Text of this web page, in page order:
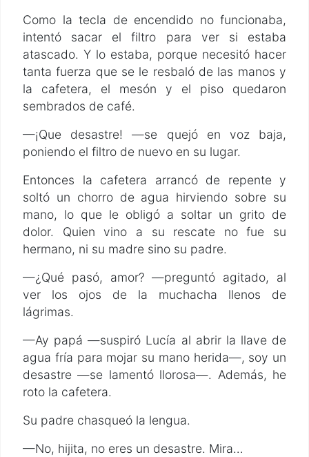
Como la tecla de encendido no funcionaba,
intentó sacar el filtro para ver si estaba
atascado. Y lo estaba, porque necesitó hacer
tanta fuerza que se le resbaló de las manos y
la cafetera, el mesón y el piso quedaron
sembrados de café.
—¡Que desastre! —se quejó en voz baja,
poniendo el filtro de nuevo en su lugar.
Entonces la cafetera arrancó de repente y
soltó un chorro de agua hirviendo sobre su
mano, lo que le obligó a soltar un grito de
dolor. Quien vino a su rescate no fue su
hermano, ni su madre sino su padre.
—¿Qué pasó, amor? —preguntó agitado, al
ver los ojos de la muchacha llenos de
lágrimas.
—Ay papá —suspiró Lucía al abrir la llave de
agua fría para mojar su mano herida—, soy un
desastre —se lamentó llorosa—. Además, he
roto la cafetera.
Su padre chasqueó la lengua.
—No, hijita, no eres un desastre. Mira…